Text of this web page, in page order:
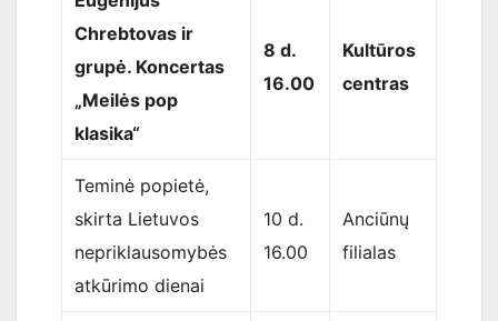
Chrebtovas ir
grupė. Koncertas
„Meilės pop
klasika“
8 d.
16.00
Kultūros
centras
Teminė popietė,
skirta Lietuvos
nepriklausomybės
atkūrimo dienai
10 d.
16.00
Anciūnų
filialas